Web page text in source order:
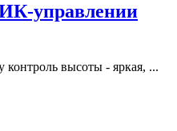
управлении
контроль высоты - яркая, ...